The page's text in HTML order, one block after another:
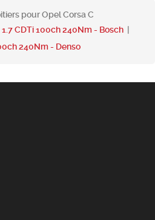
pour Opel Corsa C
1.7 CDTi 100ch 240Nm - Bosch
240Nm - Denso